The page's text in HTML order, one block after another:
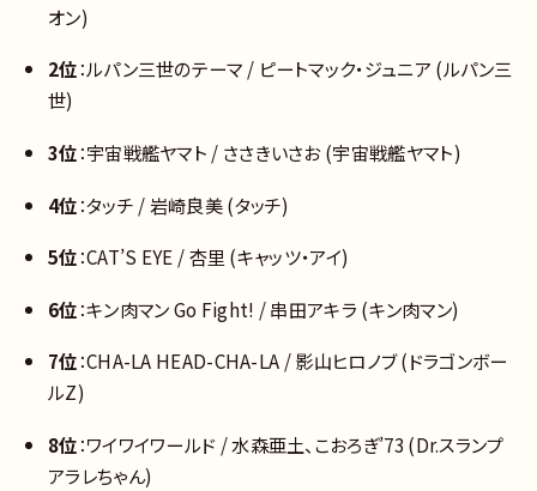
オン)
2位：ルパン三世のテーマ / ピートマック・ジュニア (ルパン三
世)
3位：宇宙戦艦ヤマト / ささきいさお (宇宙戦艦ヤマト)
4位：タッチ / 岩崎良美 (タッチ)
5位：CAT’S EYE / 杏里 (キャッツ・アイ)
6位：キン肉マン Go Fight! / 串田アキラ (キン肉マン)
7位：CHA-LA HEAD-CHA-LA / 影山ヒロノブ (ドラゴンボー
ルZ)
8位：ワイワイワールド / 水森亜土、こおろぎ’73 (Dr.スランプ
アラレちゃん)